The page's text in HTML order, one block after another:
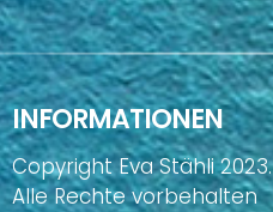
INFORMATIONEN
Copyright Eva Stähli 2023.
Alle Rechte vorbehalten